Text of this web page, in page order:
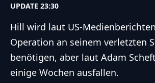
UPDATE 23:30
Hill wird laut US-
Operation an seinem verletzten
benötigen, aber laut Adam
einige Wochen ausfallen.